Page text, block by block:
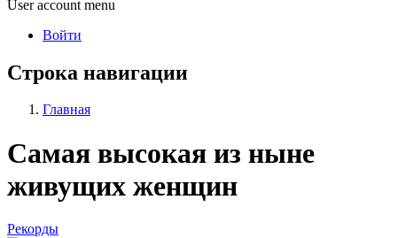
User account menu
Войти
Строка навигации
Главная
Самая высокая из ныне
живущих женщин
Рекорды